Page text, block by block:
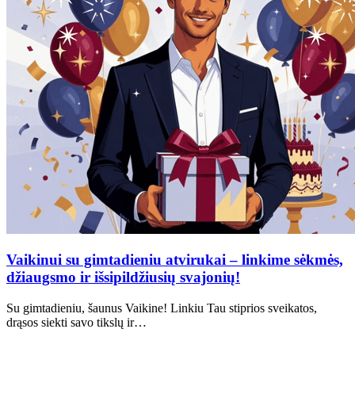
Vaikinui su gimtadieniu atvirukai – linkime sėkmės,
džiaugsmo ir išsipildžiusių svajonių!
Su gimtadieniu, šaunus Vaikine! Linkiu Tau stiprios sveikatos,
drąsos siekti savo tikslų ir…